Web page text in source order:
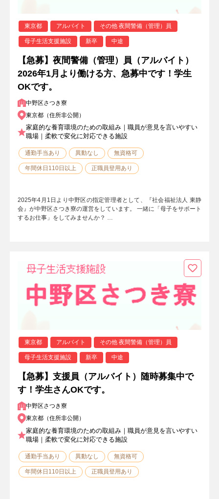
東京都 アルバイト その他 夜間警備（管理）員
母子生活支援施設 新卒 中途
【急募】夜間警備（管理）員（アルバイト）
2026年1月より働ける方、急募中です！学生
OKです。
中野区さつき寮
東京都（住所非公開）
家庭的な養育環境のための取組み｜職員が意見を言いやすい
職場｜柔軟で変化に対応できる施設
通勤手当あり 異動なし 無資格可
年間休日110日以上 正職員登用あり
2025年4月1日より中野区の指定管理者として、『社会福祉法人 東静
会』が中野区さつき寮の運営をしています。 一緒に「母子をサポート
するお仕事」をしてみませんか？ …
東京都 アルバイト その他 夜間警備（管理）員
母子生活支援施設 新卒 中途
【急募】支援員（アルバイト）随時募集中で
す！学生さんOKです。
中野区さつき寮
東京都（住所非公開）
家庭的な養育環境のための取組み｜職員が意見を言いやすい
職場｜柔軟で変化に対応できる施設
通勤手当あり 異動なし 無資格可
年間休日110日以上 正職員登用あり